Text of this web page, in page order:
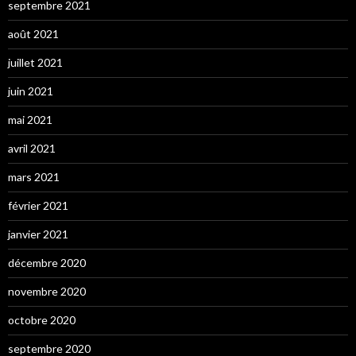
septembre 2021
août 2021
juillet 2021
juin 2021
mai 2021
avril 2021
mars 2021
février 2021
janvier 2021
décembre 2020
novembre 2020
octobre 2020
septembre 2020